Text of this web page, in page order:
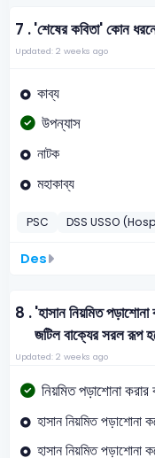
7 .'শেষের কবিতা' কোন
Updated: 2 weeks ago
কাব্য
উপন্যাস
নাটক
মহাকাব্য
PSC DSS USSO
Des
8 .'হাসান নিয়মিত
জটিল বাক্যের সরল রূপ
Updated: 2 weeks ago
নিয়মিত পড়াশোনা
হাসান নিয়মিত পড়াশোনা
হাসান নিয়মিত পড়াশোনা